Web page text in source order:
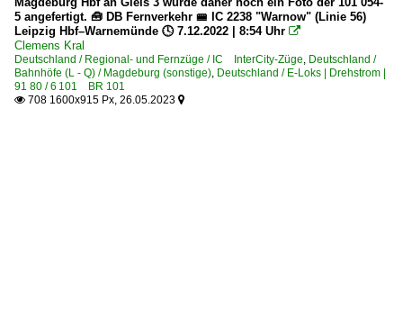
5 angefertigt. 🧰 DB Fernverkehr 🚝 IC 2238 "Warnow" (Linie 56)
Leipzig Hbf–Warnemünde 🕓 7.12.2022 | 8:54 Uhr 
Clemens Kral
Deutschland / Regional- und Fernzüge / IC InterCity-Züge, Deutschland /
Bahnhöfe (L - Q) / Magdeburg (sonstige), Deutschland / E-Loks | Drehstrom |
91 80 / 6 101 BR 101
 708 1600x915 Px, 26.05.2023 